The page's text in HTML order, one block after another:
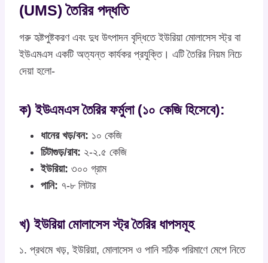
(UMS) তৈরির পদ্ধতি
গরু হৃষ্টপুষ্টকরণ এবং দুধ উৎপাদন বৃদ্ধিতে ইউরিয়া মোলাসেস স্ট্র বা
ইউএমএস একটি অত্যন্ত কার্যকর প্রযুক্তি। এটি তৈরির নিয়ম নিচে
দেয়া হলো-
ক) ইউএমএস তৈরির ফর্মুলা (১০ কেজি হিসেবে):
ধানের খড়/বন: ১০ কেজি
চিটাগুড়/রাব: ২-২.৫ কেজি
ইউরিয়া: ৩০০ গ্রাম
পানি: ৭-৮ লিটার
খ) ইউরিয়া মোলাসেস স্ট্র তৈরির ধাপসমূহ
১. প্রথমে খড়, ইউরিয়া, মোলাসেস ও পানি সঠিক পরিমাণে মেপে নিতে